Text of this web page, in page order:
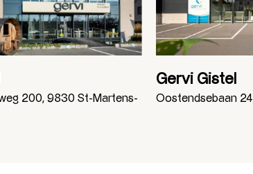
200, 9830 St-Martens-
Gervi Gistel
Oostendsebaan